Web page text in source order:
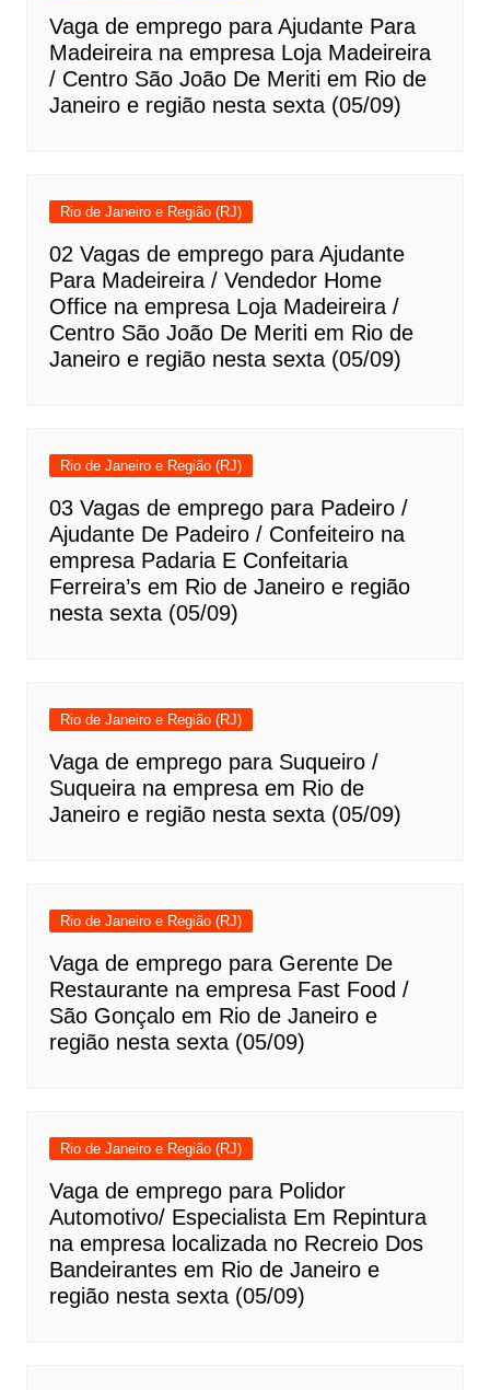
Vaga de emprego para Ajudante Para
Madeireira na empresa Loja Madeireira
/ Centro São João De Meriti em Rio de
Janeiro e região nesta sexta (05/09)
Rio de Janeiro e Região (RJ)
02 Vagas de emprego para Ajudante
Para Madeireira / Vendedor Home
Office na empresa Loja Madeireira /
Centro São João De Meriti em Rio de
Janeiro e região nesta sexta (05/09)
Rio de Janeiro e Região (RJ)
03 Vagas de emprego para Padeiro /
Ajudante De Padeiro / Confeiteiro na
empresa Padaria E Confeitaria
Ferreira’s em Rio de Janeiro e região
nesta sexta (05/09)
Rio de Janeiro e Região (RJ)
Vaga de emprego para Suqueiro /
Suqueira na empresa em Rio de
Janeiro e região nesta sexta (05/09)
Rio de Janeiro e Região (RJ)
Vaga de emprego para Gerente De
Restaurante na empresa Fast Food /
São Gonçalo em Rio de Janeiro e
região nesta sexta (05/09)
Rio de Janeiro e Região (RJ)
Vaga de emprego para Polidor
Automotivo/ Especialista Em Repintura
na empresa localizada no Recreio Dos
Bandeirantes em Rio de Janeiro e
região nesta sexta (05/09)